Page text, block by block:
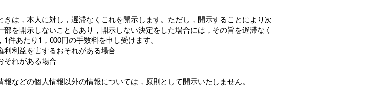
は，本人に対し，遅滞なくこれを開示します。ただし，開示することにより次
を開示しないこともあり，開示しない決定をした場合には，その旨を遅滞なく
件あたり1，000円の手数料を申し受けます。
利利益を害するおそれがある場合
それがある場合
などの個人情報以外の情報については，原則として開示いたしません。